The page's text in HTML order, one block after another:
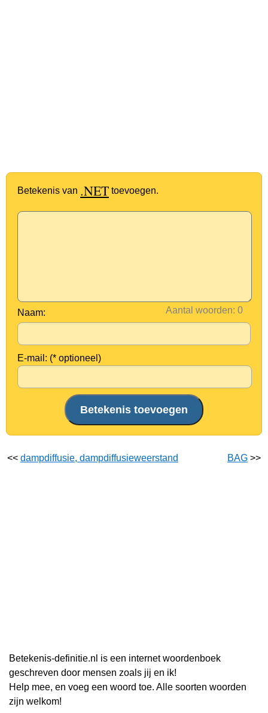
Betekenis van .NET toevoegen.
Aantal woorden:
Naam:
E-mail: (* optioneel)
<< dampdiffusie, dampdiffusieweerstand BAG >>
Betekenis-definitie.nl is een internet woordenboek
geschreven door mensen zoals jij en ik!
Help mee, en voeg een woord toe. Alle soorten woorden
zijn welkom!